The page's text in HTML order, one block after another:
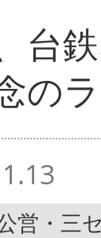
台
の
営・三